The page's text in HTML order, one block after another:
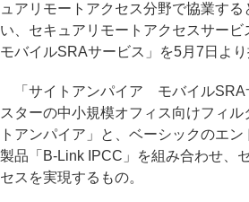
ュアリモートアクセス分野で協業す
い、セキュアリモートアクセスサー
モバイルSRAサービス」を5月7日より
「サイトアンパイア モバイルSRA
スターの中小規模オフィス向けフィル
トアンパイア」と、ベーシックのエ
製品「B-Link IPCC」を組み合わせ、
セスを実現するもの。